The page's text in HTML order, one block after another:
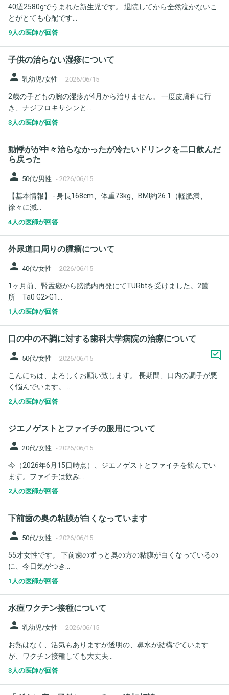
40週2580gでうまれた新生児です。 退院してから全然泣かないこ
とがとても心配です...
9人の医師が回答
子供の治らない湿疹について
person 乳幼児/女性 - 2026/06/15
2歳の子どもの腕の湿疹が4月から治りません。 一度皮膚科に行
き、ナジフロキサシンと...
3人の医師が回答
動悸がが中々治らなかったが冷たいドリンクを二口飲んだ
ら戻った
person 50代/男性 - 2026/06/15
【基本情報】 - 身長168cm、体重73kg、BMI約26.1（軽肥満、
徐々に減...
4人の医師が回答
外尿道口周りの腫瘤について
person 40代/女性 - 2026/06/15
1ヶ月前、腎盂癌から膀胱内再発にてTURbtを受けました。2箇
所 Ta0 G2>G1...
1人の医師が回答
口の中の不調に対する歯科大学病院の治療について
person 50代/女性 - 2026/06/15
こんにちは、よろしくお願い致します。 長期間、口内の調子が悪
く悩んでいます。 ...
2人の医師が回答
ジエノゲストとファイチの服用について
person 20代/女性 - 2026/06/15
今（2026年6月15日時点）、ジエノゲストとファイチを飲んでい
ます。ファイチは飲み...
2人の医師が回答
下前歯の奥の粘膜が白くなっています
person 50代/女性 - 2026/06/15
55才女性です。 下前歯のずっと奥の方の粘膜が白くなっているの
に、今日気がつき...
1人の医師が回答
水痘ワクチン接種について
person 乳幼児/女性 - 2026/06/15
お熱はなく、活気もありますが透明の、鼻水が結構でています
が、ワクチン接種しても大丈夫...
3人の医師が回答